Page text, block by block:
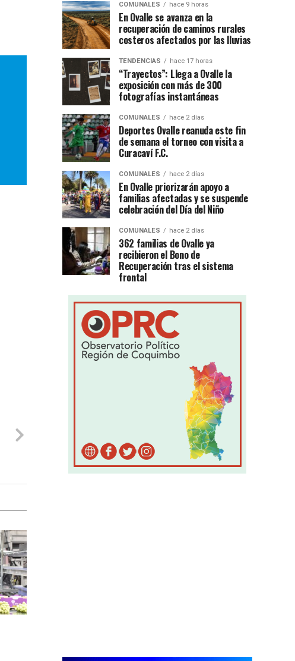
COMUNALES hace 9 horas
En Ovalle se avanza en la
recuperación de caminos rurales
costeros afectados por las lluvias
TENDENCIAS hace 17 horas
“Trayectos”: Llega a Ovalle la
exposición con más de 300
fotografías instantáneas
COMUNALES hace 2 días
Deportes Ovalle reanuda este fin
de semana el torneo con visita a
Curacaví F.C.
COMUNALES hace 2 días
En Ovalle priorizarán apoyo a
familias afectadas y se suspende
celebración del Día del Niño
COMUNALES hace 2 días
362 familias de Ovalle ya
recibieron el Bono de
Recuperación tras el sistema
frontal